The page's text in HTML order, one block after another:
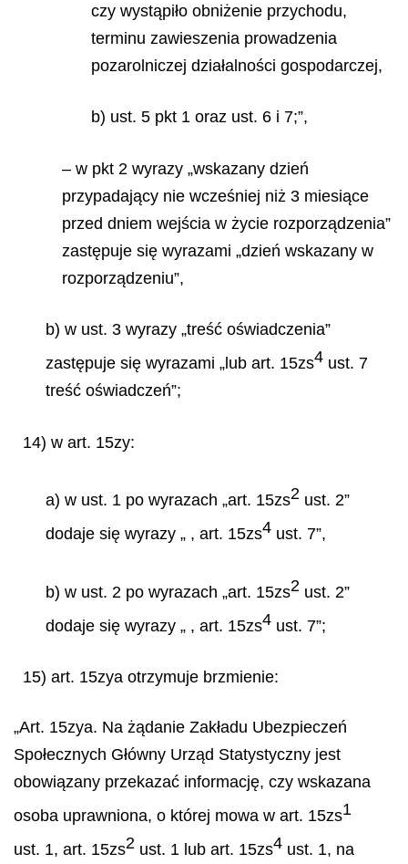
czy wystąpiło obniżenie przychodu,
terminu zawieszenia prowadzenia
pozarolniczej działalności gospodarczej,
b) ust. 5 pkt 1 oraz ust. 6 i 7;”,
– w pkt 2 wyrazy „wskazany dzień
przypadający nie wcześniej niż 3 miesiące
przed dniem wejścia w życie rozporządzenia”
zastępuje się wyrazami „dzień wskazany w
rozporządzeniu”,
b) w ust. 3 wyrazy „treść oświadczenia”
zastępuje się wyrazami „lub art. 15zs4 ust. 7
treść oświadczeń”;
14) w art. 15zy:
a) w ust. 1 po wyrazach „art. 15zs2 ust. 2”
dodaje się wyrazy „ , art. 15zs4 ust. 7”,
b) w ust. 2 po wyrazach „art. 15zs2 ust. 2”
dodaje się wyrazy „ , art. 15zs4 ust. 7”;
15) art. 15zya otrzymuje brzmienie:
„Art. 15zya. Na żądanie Zakładu Ubezpieczeń
Społecznych Główny Urząd Statystyczny jest
obowiązany przekazać informację, czy wskazana
osoba uprawniona, o której mowa w art. 15zs1
ust. 1, art. 15zs2 ust. 1 lub art. 15zs4 ust. 1, na